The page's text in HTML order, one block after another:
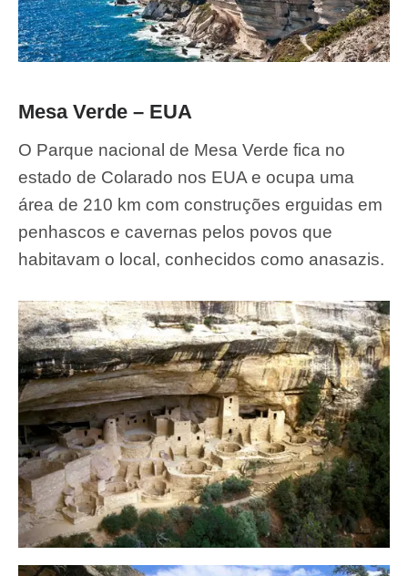
Mesa Verde – EUA
O Parque nacional de Mesa Verde fica no
estado de Colarado nos EUA e ocupa uma
área de 210 km com construções erguidas em
penhascos e cavernas pelos povos que
habitavam o local, conhecidos como anasazis.